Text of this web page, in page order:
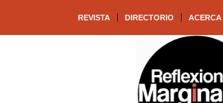
REVISTA DIRECTORIO ACERCA